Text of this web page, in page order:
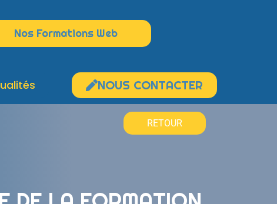
Nos Formations Web
NOUS CONTACTER
RETOUR